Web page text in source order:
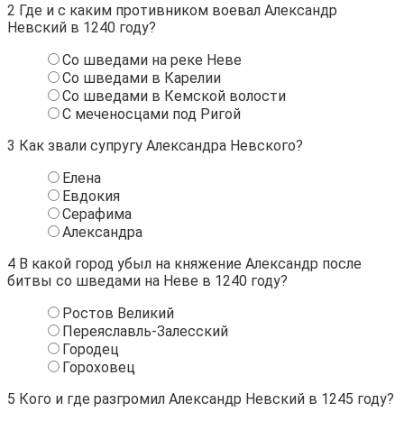
2 Где и с каким противником воевал Александр
Невский в 1240 году?
Со шведами на реке Неве
Со шведами в Карелии
Со шведами в Кемской волости
С меченосцами под Ригой
3 Как звали супругу Александра Невского?
Елена
Евдокия
Серафима
Александра
4 В какой город убыл на княжение Александр после
битвы со шведами на Неве в 1240 году?
Ростов Великий
Переяславль-Залесский
Городец
Гороховец
5 Кого и где разгромил Александр Невский в 1245 году?